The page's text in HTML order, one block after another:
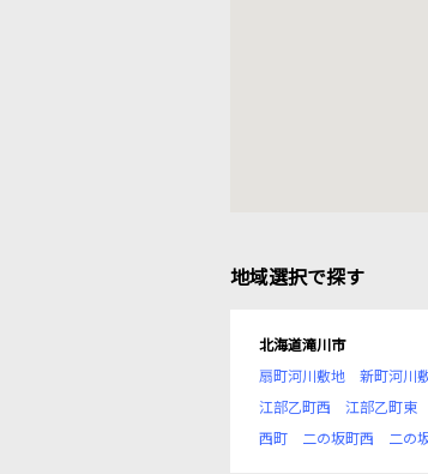
地域選択で探す
北海道滝川市
扇町河川敷地
新町河川
江部乙町西
江部乙町東
西町
二の坂町西 二の